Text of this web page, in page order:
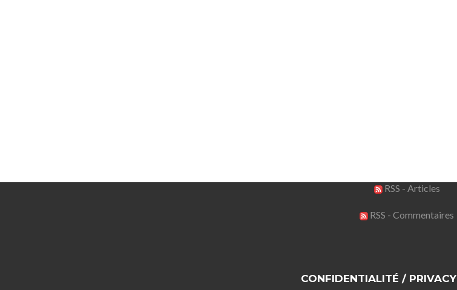
RSS - Articles
RSS - Commentaires
CONFIDENTIALITÉ / PRIVACY